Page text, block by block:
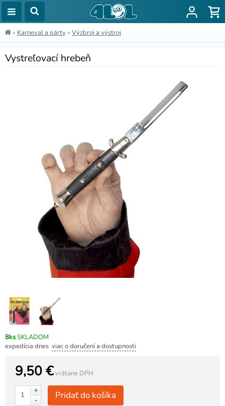
» Karneval a párty» Výzbroj a výstroj
Vystreľovací hrebeň
8ksSKLADOM
expedícia dnes viac o doručení a dostupnosti
9,50 €vrátane DPH
+
-
Pridať do košíka